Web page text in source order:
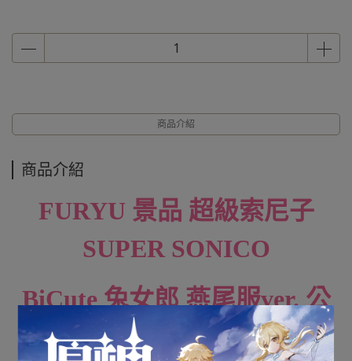
商品介紹
商品介紹
FURYU 景品 超級索尼子
SUPER SONICO
BiCute 兔女郎 燕尾服ver. 公
仔